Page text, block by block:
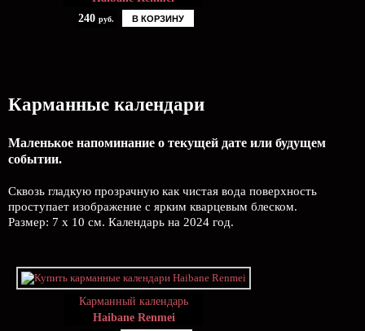
240 руб. В КОРЗИНУ
Карманные календари
Маленькое напоминание о текущей дате или будущем
событии.
Сквозь гладкую прозрачную как чистая вода поверхность
проступает изображение с ярким кварцевым блеском.
Размер: 7 х 10 см. Календарь на 2024 год.
Карманный календарь
Haibane Renmei